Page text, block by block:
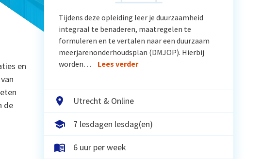
en
de
Tijdens deze opleiding leer je duurzaamheid
integraal te benaderen, maatregelen te
formuleren en te vertalen naar een duurzaam
meerjarenonderhoudsplan (DMJOP). Hierbij
worden…
Lees verder
Utrecht & Online
7 lesdagen lesdag(en)
6 uur per week